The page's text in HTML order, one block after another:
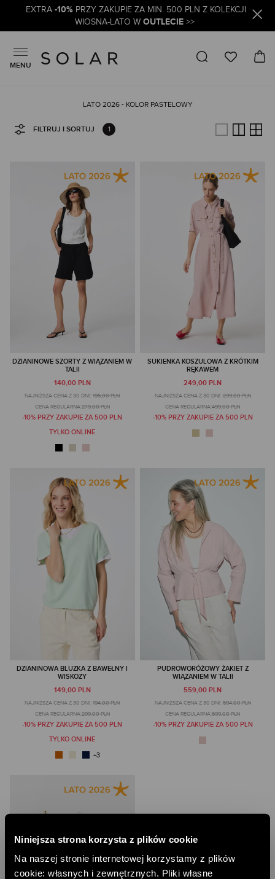
Niniejsza strona korzysta z plików cookie
Na naszej stronie internetowej korzystamy z plików
cookie: własnych i zewnętrznych. Pliki własne
EXTRA -10% PRZY ZAKUPIE ZA MIN. 500 PLN Z KOLEKCJI
WIOSNA-LATO W OUTLECIE>>
MENU
LATO 2026 - KOLOR PASTELOWY
FILTRUJ I SORTUJ 1
DZIANINOWE SZORTY Z WIĄZANIEM W
TALII
140,00 PLN
NAJNIŻSZA CENA Z 30 DNI: 195,00 PLN
CENA REGULARNA:279,00 PLN
-10% PRZY ZAKUPIE ZA 500 PLN
TYLKO ONLINE
SUKIENKA KOSZULOWA Z KRÓTKIM
RĘKAWEM
249,00 PLN
NAJNIŻSZA CENA Z 30 DNI: 299,00 PLN
CENA REGULARNA:499,00 PLN
-10% PRZY ZAKUPIE ZA 500 PLN
DZIANINOWA BLUZKA Z BAWEŁNY I
WISKOZY
149,00 PLN
NAJNIŻSZA CENA Z 30 DNI: 194,00 PLN
CENA REGULARNA:299,00 PLN
-10% PRZY ZAKUPIE ZA 500 PLN
TYLKO ONLINE
PUDROWORÓŻOWY ŻAKIET Z
WIĄZANIEM W TALII
559,00 PLN
NAJNIŻSZA CENA Z 30 DNI: 594,00 PLN
CENA REGULARNA:699,00 PLN
-10% PRZY ZAKUPIE ZA 500 PLN